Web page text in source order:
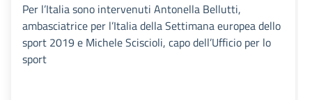
Per l’Italia sono intervenuti Antonella Bellutti,
ambasciatrice per l’Italia della Settimana europea dello
sport 2019 e Michele Sciscioli, capo dell’Ufficio per lo
sport